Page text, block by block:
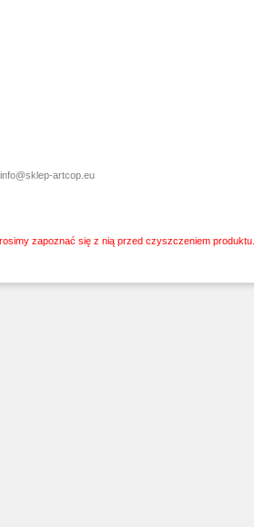
info@sklep-artcop.eu
zapoznać się z nią przed czyszczeniem produktu.